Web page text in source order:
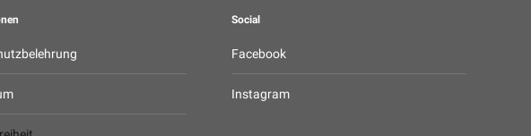
Social
Facebook
Instagram